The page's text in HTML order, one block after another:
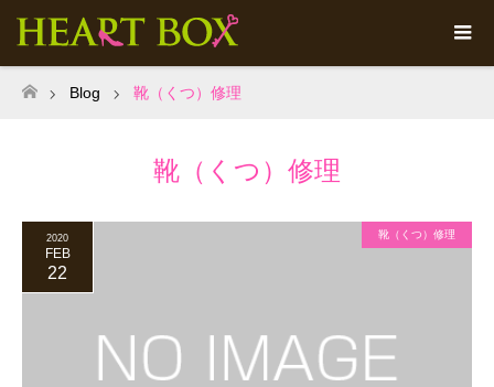
ホーム
Blog 靴（くつ）修理
靴（くつ）修理
2020
FEB
22
靴（くつ）修理